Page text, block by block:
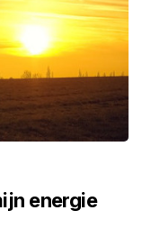
energie